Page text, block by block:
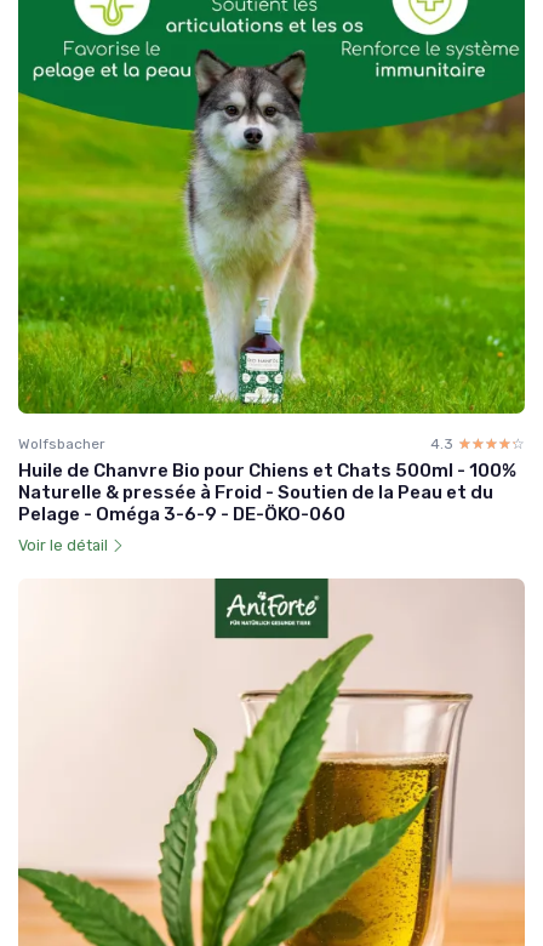
Wolfsbacher 4.3 ☆☆☆☆☆
★★★★★
Huile de Chanvre Bio pour Chiens et Chats 500ml - 100%
Naturelle & pressée à Froid - Soutien de la Peau et du
Pelage - Oméga 3-6-9 - DE-ÖKO-060
Voir le détail